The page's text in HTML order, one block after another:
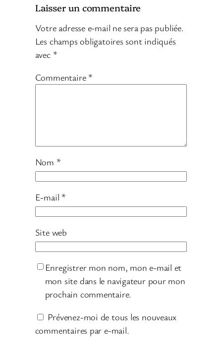
Laisser un commentaire
Votre adresse e-mail ne sera pas publiée.
Les champs obligatoires sont indiqués
avec *
Commentaire *
Nom *
E-mail *
Site web
Enregistrer mon nom, mon e-mail et
mon site dans le navigateur pour mon
prochain commentaire.
Prévenez-moi de tous les nouveaux
commentaires par e-mail.